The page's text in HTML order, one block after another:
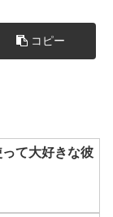
コピー
て大好きな彼